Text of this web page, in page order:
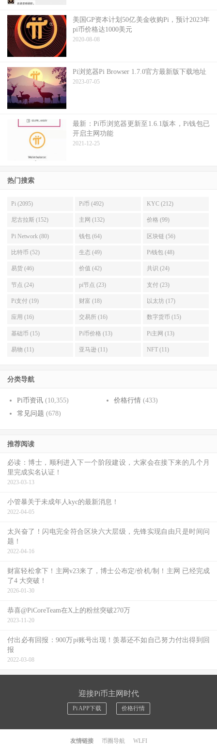
美国GP资本计划50亿美金收购Pi，预计2023年
pi币价格达1000美元
2020-08-08
Pi浏览器Pi Browser 1.7.0官方最新版下载地址
2023-07-05
最新：Pi币浏览器更新至1.6.1版本，Pi钱包已
开启主网功能
2021-12-25
热门搜索
Pi (2095) Pi币 (492) KYC (212)
尼古拉斯 (152) 主网 (132) 价格 (99)
Pi Network (80) 钱包 (64) 区块链 (56)
比特币 (52) 生态 (49) Pi钱包 (48)
易货 (46) 价值 (42) 共识 (24)
节点 (24) pi节点 (23) 支付 (23)
Pi支付 (19) 财富 (18) 以太坊 (17)
应用 (16) 交易所 (16) 数字货币 (15)
基础币 (15) Pi币价格 (13) Pi主网 (13)
易物 (11) 亚马逊 (11) NFT (11)
分类导航
Pi币资讯 (10,355) 价格行情(433)
常见问题 (678)
推荐阅读
必读：博士，顺利进入下一个阶段建设，大家会在接下来的几个月
里完成实名认证！
2023-03-13
小管暴关于未成年人kyc的最新消息！
2022-04-05
太兴奋了！闪电完全符合区块六大层级，先锋实现自由只是时间问
题！
2022-04-16
财富轻松拿下！主网v23来了，博士公布定/价机/制！主网 已经完成
了4 大突破！
2026-01-30
恭喜@PiCoreTeam在X上的粉丝突破270万
2023-11-20
付出必有回报：900万pi账号出现！羡慕还不如自己努力付出得到回
报
2022-03-08
迎接Pi币主网时代
Pi APP下载 价格行情
友情链接 币圈导航 WLFI